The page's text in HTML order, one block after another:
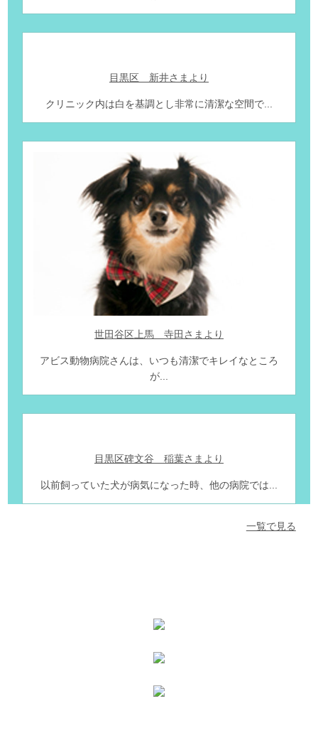
目黒区 新井さまより
クリニック内は白を基調とし非常に清潔な空間で...
世田谷区上馬 寺田さまより
アビス動物病院さんは、いつも清潔でキレイなところ
が...
目黒区碑文谷 稲葉さまより
以前飼っていた犬が病気になった時、他の病院では...
一覧で見る